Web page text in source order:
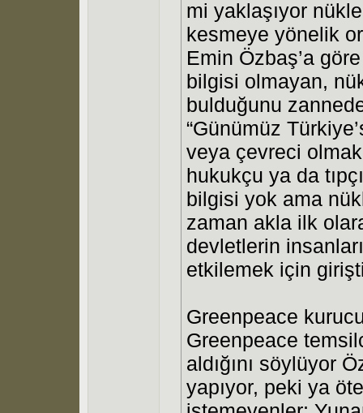
mi yaklaşıyor
kesmeye yönelik
Emin Özbaş’a
bilgisi olmayan,
bulduğunu
“Günümüz
veya çevreci
hukukçu ya da
bilgisi yok ama
zaman akla ilk
devletlerin
etkilemek için
Greenpeace
Greenpeace
aldığını söylüyor
yapıyor, peki ya